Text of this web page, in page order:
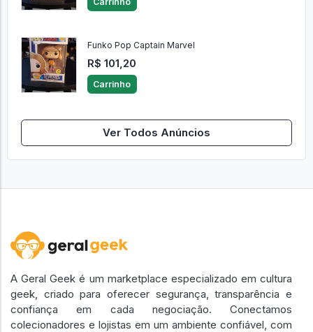
Funko Pop Captain Marvel
R$ 101,20
Carrinho
Ver Todos Anúncios
A Geral Geek é um marketplace especializado em cultura
geek, criado para oferecer segurança, transparência e
confiança em cada negociação. Conectamos
colecionadores e lojistas em um ambiente confiável, com